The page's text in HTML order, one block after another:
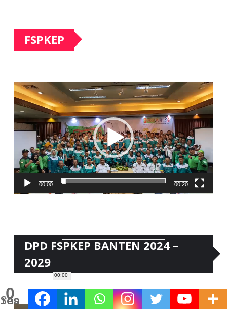
0
Shares
FSPKEP
Video
00:00
00:00
00:20
DPD FSPKEP BANTEN 2024 –
2029
Pemutar